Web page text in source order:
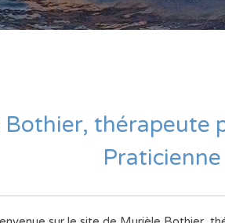
Bothier, thérapeute